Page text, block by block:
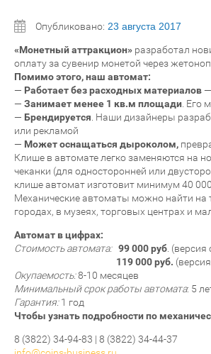
Опубликовано: 23 августа 2017
«Монетный аттракцион»разработал
оплату за сувенир монетой через
Помимо этого, наш автомат:
— Работает без расходных материалов—
— Занимает менее 1 кв.м площади. Его
— Брендируется . Наши дизайнеры
или рекламой
— Может оснащаться дыроколом,
Клише в автомате легко заменяются на
чеканки (для односторонней или
клише автомат изготовит минимум 40
Механические автоматы можно найти на
городах, в музеях, торговых центрах и
Автомат в цифрах:
Стоимость автомата: 99 000 руб. (версия
119 000 руб.
Окупаемость:8-10 месяцев
Минимальный срок работы автомата: 5
Гарантия:1 год
Чтобы узнать подробности по
8 (3822) 34-94-83 | 8 (3822) 34-44-37